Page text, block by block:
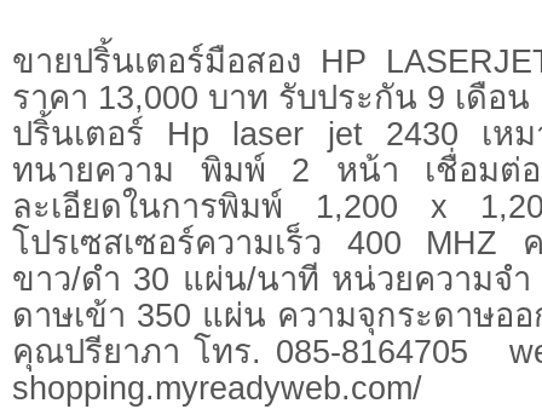
ขายปริ้นเตอร์มือสอง HP
ราคา 13,000 บาท รับประกัน 9 เดือ
ปริ้นเตอร์ Hp laser jet 2430 เหม
ทนายความ พิมพ์ 2 หน้า เชื่อมต่อ
ละเอียดในการพิมพ์ 1,200 x
โปรเซสเซอร์ความเร็ว 400 MHZ
ขาว/ดำ 30 แผ่น/นาที หน่วยความจำ
ดาษเข้า 350 แผ่น ความจุกระดาษ
คุณปรียาภา โทร. 085-8164705
shopping.myreadyweb.com/